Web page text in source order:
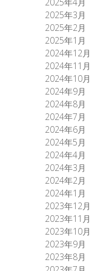
2025年3月
2025年2月
2025年1月
2024年12月
2024年11月
2024年10月
2024年9月
2024年8月
2024年7月
2024年6月
2024年5月
2024年4月
2024年3月
2024年2月
2024年1月
2023年12月
2023年11月
2023年10月
2023年9月
2023年8月